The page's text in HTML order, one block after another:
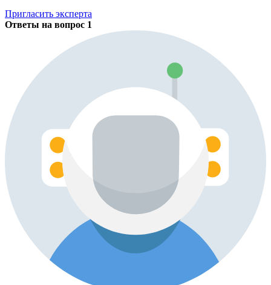
Пригласить эксперта
Ответы на вопрос 1